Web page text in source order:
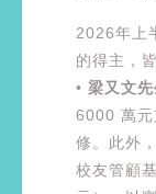
2026年上
的得主，
• 梁又文先
6000 萬元
修。此外
校友管顧